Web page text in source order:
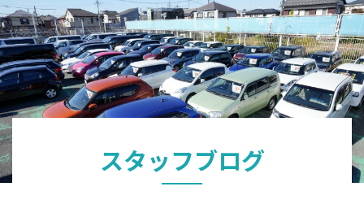
スタッフブログ